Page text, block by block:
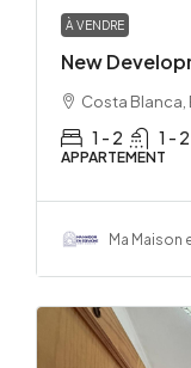
À VENDRE
New
Costa Blanca,
1 - 2 1 - 2
APPARTEMENT
Ma Maison